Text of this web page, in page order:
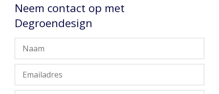
Neem contact op met
Degroendesign